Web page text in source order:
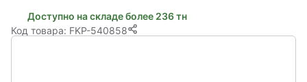
Доступно на складе более 236 тн
Код товара: FKP-540858